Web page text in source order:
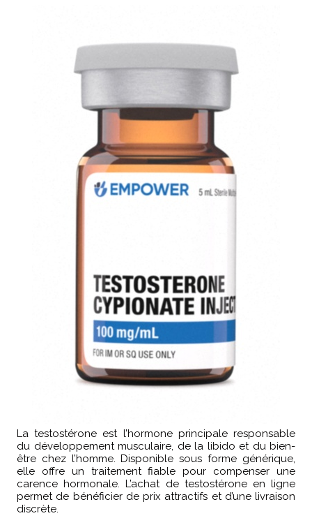
La testostérone est l’hormone principale responsable
du développement musculaire, de la libido et du bien-
être chez l’homme. Disponible sous forme générique,
elle offre un traitement fiable pour compenser une
carence hormonale. L’achat de testostérone en ligne
permet de bénéficier de prix attractifs et d’une livraison
discrète.